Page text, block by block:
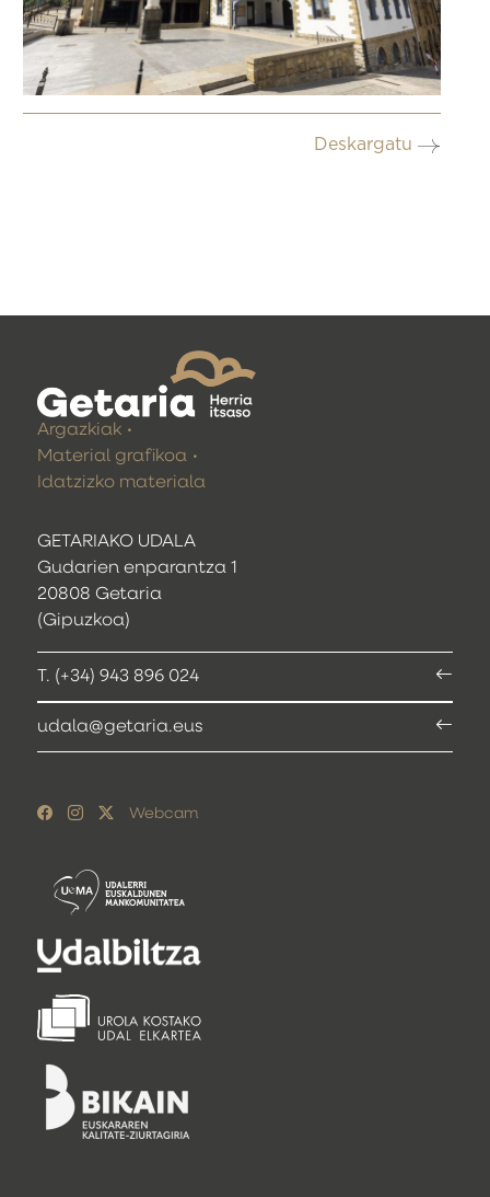
Deskargatu
GETARIAKO UDALA
Gudarien enparantza 1
20808 Getaria
(Gipuzkoa)
T. (+34) 943 896 024
udala@getaria.eus
Argazkiak
Material grafikoa
Idatzizko materiala
Webcam